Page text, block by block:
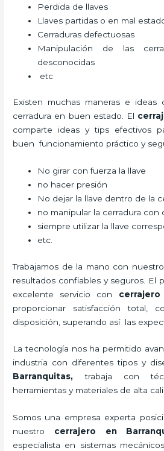
Perdida de llaves
Llaves partidas o en mal
Cerraduras defectuosas
Manipulación de las
desconocidas
etc
Existen muchas maneras e
cerradura en buen estado. El
comparte ideas y tips efectivos
buen funcionamiento práctico y
No girar con fuerza la llave
no hacer presión
No dejar la llave dentro de la
no manipular la cerradura con
siempre utilizar la llave
etc.
Trabajamos de la mano con
resultados confiables y seguros. El
excelente servicio con cerrajero
proporcionar satisfacción total,
disposición, superando así las
La tecnología nos ha permitido
industria con diferentes tipos y
Barranquitas,trabaja con
herramientas y materiales de alta
Somos una empresa experta
nuestro cerrajero en
especialista en sistemas